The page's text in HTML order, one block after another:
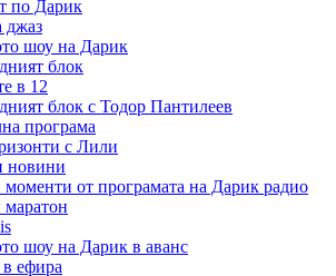
по Дарик
джаз
шоу на Дарик
блок
в 12
блок с Тодор Пантилеев
програма
с Лили
новини
от програмата на Дарик радио
шоу на Дарик в аванс
ефира